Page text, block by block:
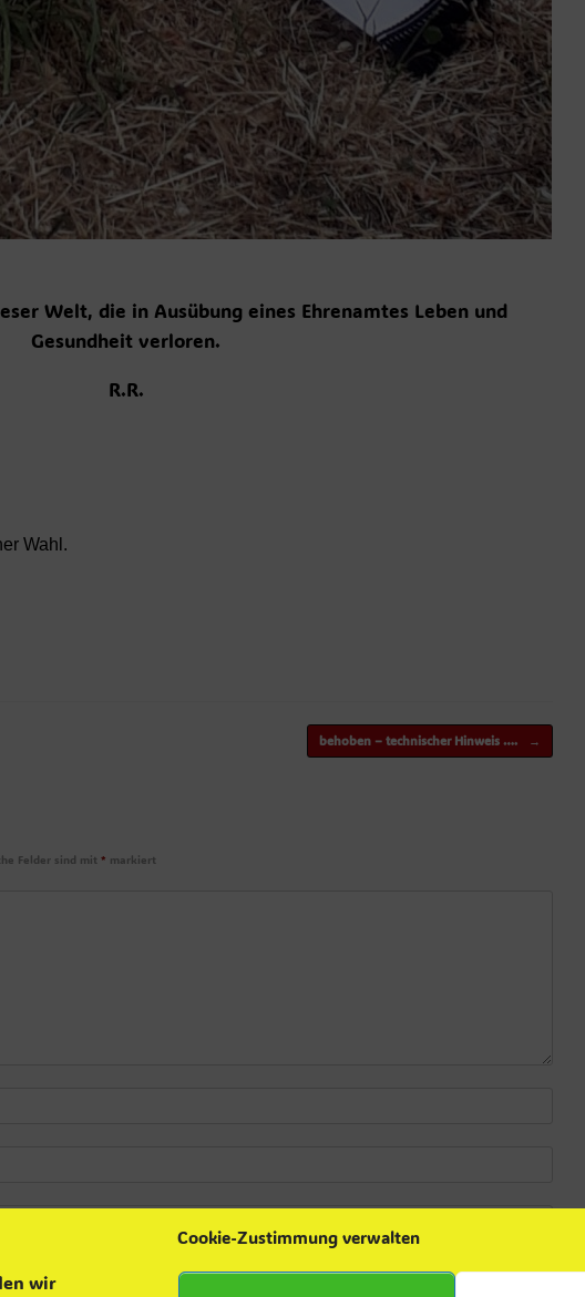
Cookie-Zustimmung verwalten
wir
Welt, die in Ausübung eines Ehrenamtes Leben und
Gesundheit verloren.
R.R.
Wahl.
behoben – technischer Hinweis …. →
Felder sind mit * markiert